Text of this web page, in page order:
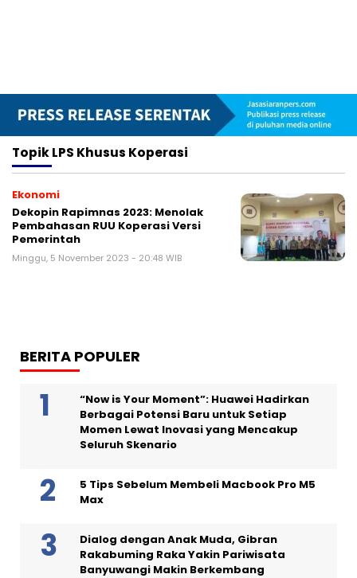
TopikLPS Khusus Koperasi
Ekonomi
Dekopin Rapimnas 2023: Menolak
Pembahasan RUU Koperasi Versi
Pemerintah
Minggu, 5 November 2023 - 20:48 WIB
BERITA POPULER
“Now is Your Moment”: Huawei Hadirkan
Berbagai Potensi Baru untuk Setiap
Momen Lewat Inovasi yang Mencakup
Seluruh Skenario
5 Tips Sebelum Membeli Macbook Pro M5
Max
Dialog dengan Anak Muda, Gibran
Rakabuming Raka Yakin Pariwisata
Banyuwangi Makin Berkembang